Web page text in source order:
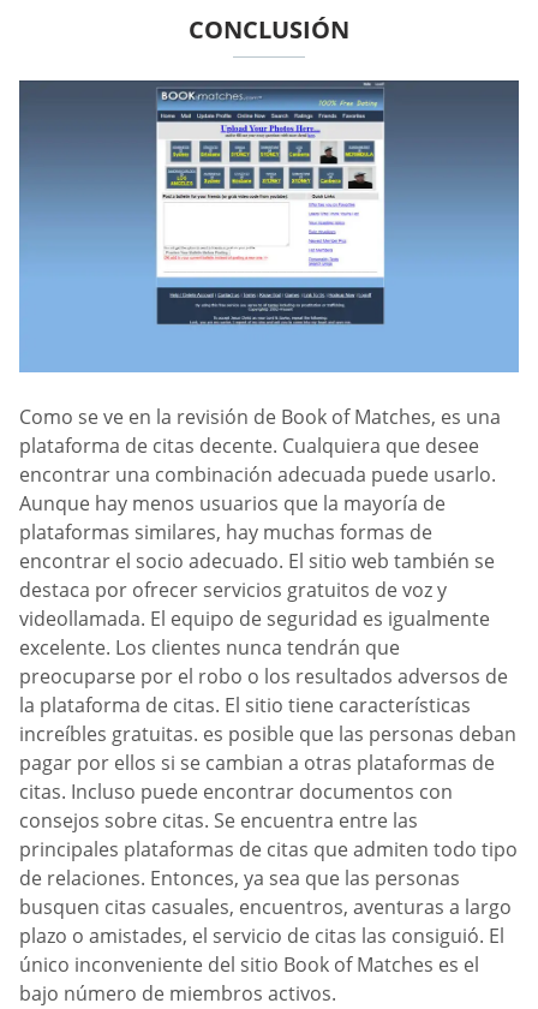
CONCLUSIÓN
Como se ve en la revisión de Book of Matches, es una
plataforma de citas decente. Cualquiera que desee
encontrar una combinación adecuada puede usarlo.
Aunque hay menos usuarios que la mayoría de
plataformas similares, hay muchas formas de
encontrar el socio adecuado. El sitio web también se
destaca por ofrecer servicios gratuitos de voz y
videollamada. El equipo de seguridad es igualmente
excelente. Los clientes nunca tendrán que
preocuparse por el robo o los resultados adversos de
la plataforma de citas. El sitio tiene características
increíbles gratuitas. es posible que las personas deban
pagar por ellos si se cambian a otras plataformas de
citas. Incluso puede encontrar documentos con
consejos sobre citas. Se encuentra entre las
principales plataformas de citas que admiten todo tipo
de relaciones. Entonces, ya sea que las personas
busquen citas casuales, encuentros, aventuras a largo
plazo o amistades, el servicio de citas las consiguió. El
único inconveniente del sitio Book of Matches es el
bajo número de miembros activos.